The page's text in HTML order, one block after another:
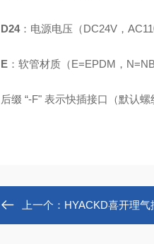
D24：电源电压（DC24V，
E：软管材质（E=EPDM，
后缀 “-F" 表示快插接口（默认螺
上一个： HYACKD喜开理